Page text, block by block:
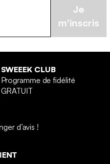
Je
m'inscris
SWEEEK CLUB
Programme de fidélité
GRATUIT
d’avis !